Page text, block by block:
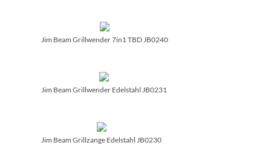
Jim Beam Grillwender 7in1 TBD JB0240
Jim Beam Grillwender Edelstahl JB0231
Jim Beam Grillzange Edelstahl JB0230